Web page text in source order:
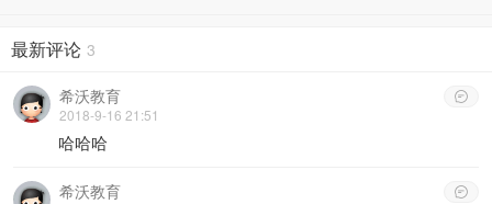
最新评论 3

希沃教育
2018-9-16 21:51
哈哈哈

希沃教育